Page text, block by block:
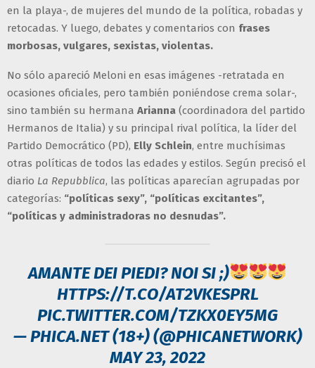
en la playa-, de mujeres del mundo de la política, robadas y
retocadas. Y luego, debates y comentarios con frases
morbosas, vulgares, sexistas, violentas.
No sólo apareció Meloni en esas imágenes -retratada en
ocasiones oficiales, pero también poniéndose crema solar-,
sino también su hermana Arianna (coordinadora del partido
Hermanos de Italia) y su principal rival política, la líder del
Partido Democrático (PD), Elly Schlein, entre muchísimas
otras políticas de todos las edades y estilos. Según precisó el
diario La Repubblica, las políticas aparecían agrupadas por
categorías: “políticas sexy”, “políticas excitantes”,
“políticas y administradoras no desnudas”.
AMANTE DEI PIEDI? NOI SI ;)
HTTPS://T.CO/AT2VKESPRL
PIC.TWITTER.COM/TZKX0EY5MG
— PHICA.NET (18+) (@PHICANETWORK)
MAY 23, 2022